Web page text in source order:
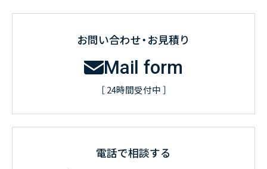
お問い合わせ・お見積り
Mail form
［ 24時間受付中 ］
電話で相談する